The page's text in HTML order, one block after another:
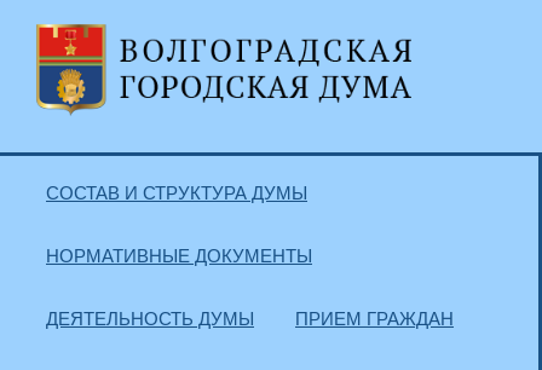
СОСТАВ И СТРУКТУРА ДУМЫ
НОРМАТИВНЫЕ ДОКУМЕНТЫ
ДЕЯТЕЛЬНОСТЬ ДУМЫ ПРИЕМ ГРАЖДАН